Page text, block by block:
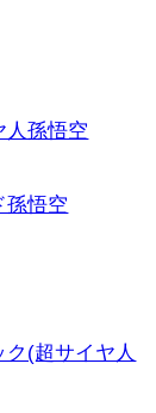
人孫悟空
孫悟空
(超サイヤ人